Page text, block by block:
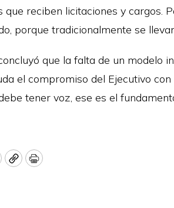
que reciben licitaciones y cargos.
porque tradicionalmente se
que la falta de un modelo
el compromiso del Ejecutivo
tener voz, ese es el
CopyPrint